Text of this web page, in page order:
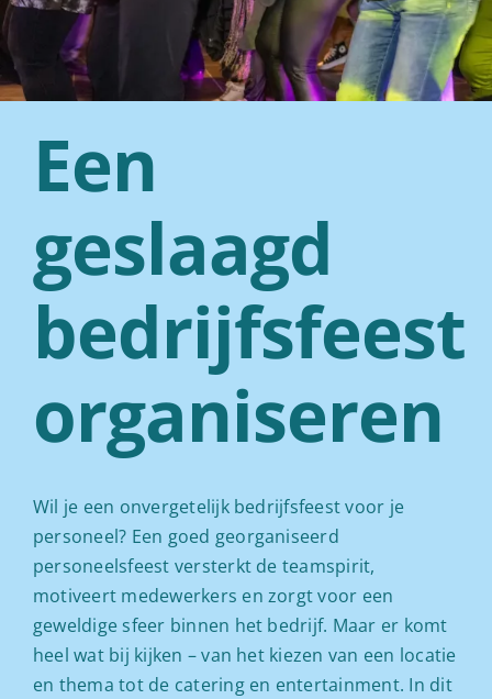
Een
geslaagd
bedrijfsfeest
organiseren
Wil je een onvergetelijk bedrijfsfeest voor je
personeel? Een goed georganiseerd
personeelsfeest versterkt de teamspirit,
motiveert medewerkers en zorgt voor een
geweldige sfeer binnen het bedrijf. Maar er komt
heel wat bij kijken – van het kiezen van een locatie
en thema tot de catering en entertainment. In dit